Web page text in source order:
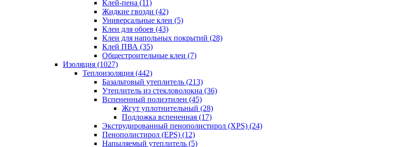
Клей-пена (11)
Жидкие гвозди (42)
Универсальные клеи (5)
Клеи для обоев (43)
Клеи для напольных покрытий (28)
Клей ПВА (35)
Общестроительные клеи (7)
Изоляция (1027)
Теплоизоляция (442)
Базальтовый утеплитель (213)
Утеплитель из стекловолокна (36)
Вспененный полиэтилен (45)
Жгут уплотнительный (28)
Подложка вспененная (17)
Экструдированный пенополистирол (XPS) (24)
Пенополистирол (EPS) (12)
Напыляемый утеплитель (5)